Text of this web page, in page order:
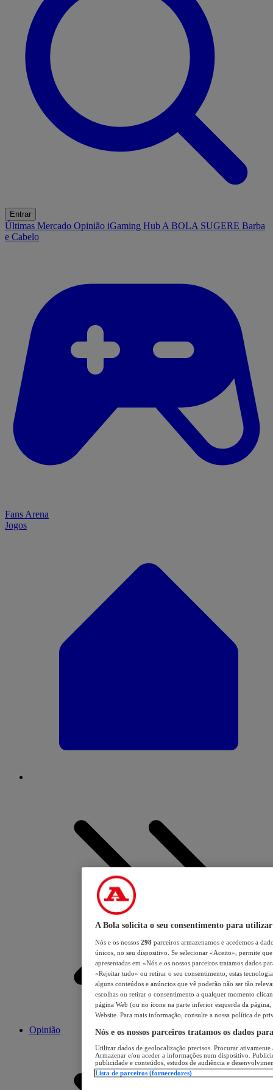
Entrar
Últimas Mercado Opinião iGaming Hub A BOLA SUGERE Barba
e Cabelo
Fans Arena
Jogos
Opinião
A Bola solicita o seu consentimento para utilizar
Nós e os nossos 298 parceiros armazenamos e acedemos a
únicos, no seu dispositivo. Se selecionar «Aceito», permite
apresentadas em «Nós e os nossos parceiros tratamos dados
«Rejeitar tudo» ou retirar o seu consentimento, estas
alguns conteúdos e anúncios que vê poderão não ser tão
escolhas ou retirar o consentimento a qualquer momento
página Web (ou no ícone na parte inferior esquerda da página,
Website. Para mais informação, consulte a nossa política de
Nós e os nossos parceiros tratamos os dados
Utilizar dados de geolocalização precisos. Procurar
Armazenar e/ou aceder a informações num dispositivo.
publicidade e conteúdos, estudos de audiência e
Lista de parceiros (fornecedores)